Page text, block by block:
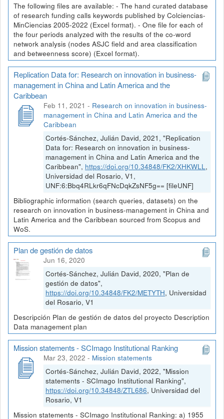
The following files are available: - The hand curated database
of research funding calls keywords published by Colciencias-
MinCiencias 2005-2022 (Excel format). - One file for each of
the four periods analyzed with the results of the co-word
network analysis (nodes ASJC field and area classification
and betweenness score) (Excel format).
Replication Data for: Research on innovation in business-
management in China and Latin America and the
Caribbean
Feb 11, 2021 - Research on innovation in business-
management in China and Latin America and the
Caribbean
Cortés-Sánchez, Julián David, 2021, "Replication
Data for: Research on innovation in business-
management in China and Latin America and the
Caribbean", https://doi.org/10.34848/FK2/XHKWLL,
Universidad del Rosario, V1,
UNF:6:Bbq4RLkr6qFNcDqkZsNF5g== [fileUNF]
Bibliographic information (search queries, datasets) on the
research on innovation in business-management in China and
Latin America and the Caribbean sourced from Scopus and
WoS.
Plan de gestión de datos
Jun 16, 2020
Cortés-Sánchez, Julián David, 2020, "Plan de
gestión de datos",
https://doi.org/10.34848/FK2/METYTH, Universidad
del Rosario, V1
Descripción Plan de gestión de datos del proyecto Description
Data management plan
Mission statements - SCImago Institutional Ranking
Mar 23, 2022 - Mission statements
Cortés-Sánchez, Julián David, 2022, "Mission
statements - SCImago Institutional Ranking",
https://doi.org/10.34848/ZTL686, Universidad del
Rosario, V1
Mission statements - SCImago Institutional Ranking: a) 1955